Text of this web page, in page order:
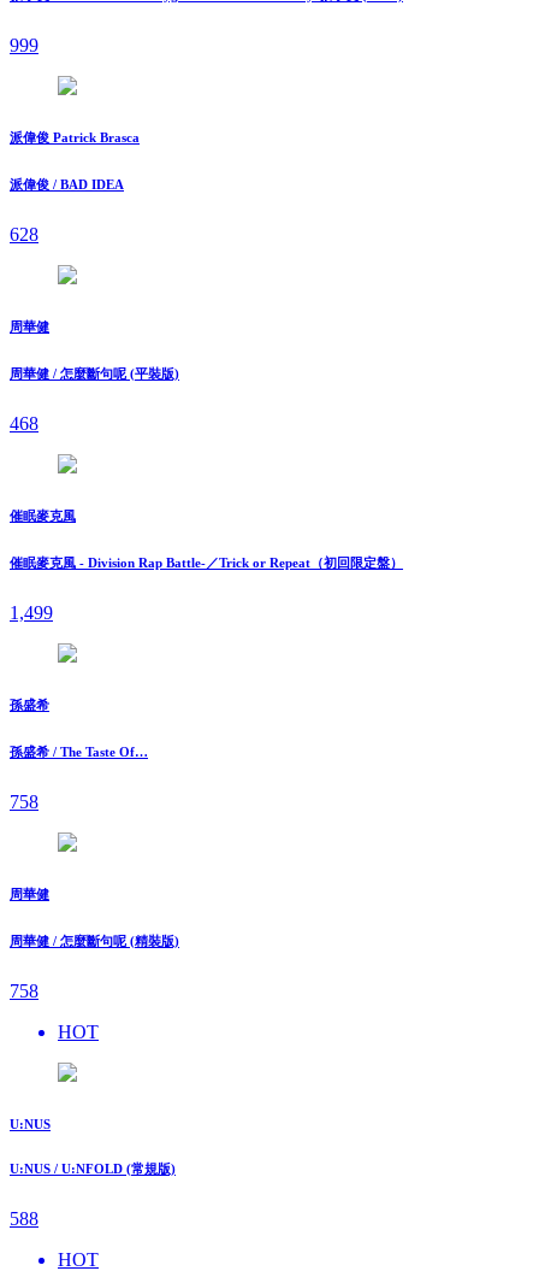
999
派偉俊 Patrick Brasca
派偉俊 / BAD IDEA
628
周華健
周華健 / 怎麼斷句呢 (平裝版)
468
催眠麥克風
催眠麥克風 - Division Rap Battle-／Trick or Repeat（初回限定盤）
1,499
孫盛希
孫盛希 / The Taste Of…
758
周華健
周華健 / 怎麼斷句呢 (精裝版)
758
HOT
U:NUS
U:NUS / U:NFOLD (常規版)
588
HOT